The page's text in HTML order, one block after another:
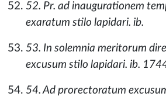
52. Pr. ad inaugurationem
exaratum stilo lapidari. ib.
53. In solemnia meritorum
excusum stilo lapidari. ib.
54. Ad prorectoratum